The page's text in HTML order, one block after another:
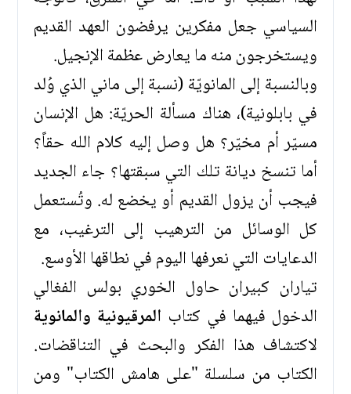
السياسي جعل مفكرين يرفضون العهد القديم
ويستخرجون منه ما يعارض عظمة الإنجيل.
وبالنسبة إلى المانويّة (نسبة إلى ماني الذي وُلد
في بابلونية)، هناك مسألة الحريّة: هل الإنسان
مسيّر أم مخيّر؟ هل وصل إليه كلام الله حقاً؟
أما تنسخ ديانة تلك التي سبقتها؟ جاء الجديد
فيجب أن يزول القديم أو يخضع له. وتُستعمل
كل الوسائل من الترهيب إلى الترغيب، مع
الدعايات التي نعرفها اليوم في نطاقها الأوسع.
تياران كبيران حاول الخوري بولس الفغالي
الدخول فيهما في كتاب المرقيونية والمانوية
لاكتشاف هذا الفكر والبحث في التناقضات.
الكتاب من سلسلة "على هامش الكتاب" ومن